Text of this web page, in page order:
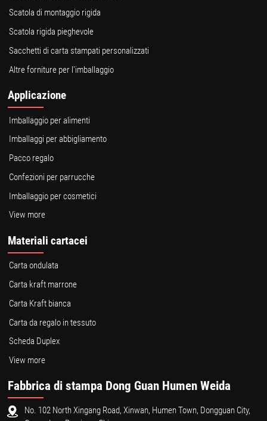
Scatola di montaggio rigida
Scatola rigida pieghevole
Sacchetti di carta stampati personalizzati
Altre forniture per l'imballaggio
Applicazione
Imballaggio per alimenti
Imballaggi per abbigliamento
Pacco regalo
Confezioni per parrucche
Imballaggio per cosmetici
View more
Materiali cartacei
Carta ondulata
Carta kraft marrone
Carta Kraft bianca
Carta da regalo in tessuto
Scheda Duplex
View more
Fabbrica di stampa Dong Guan Humen Weida
No. 102 North Xingang Road, Xinwan, Humen Town, Dongguan City,